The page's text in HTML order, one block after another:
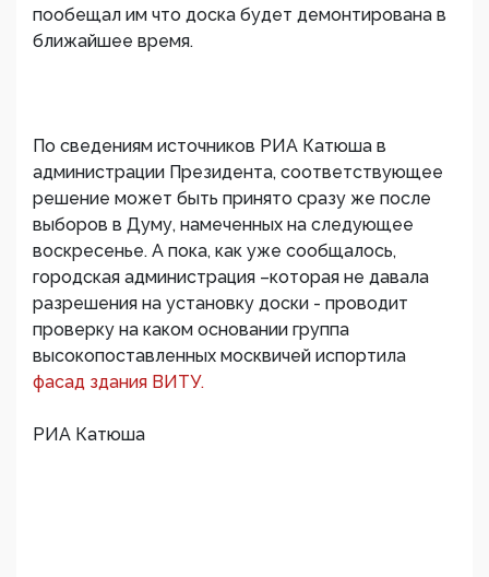
пообещал им что доска будет демонтирована в
ближайшее время.
По сведениям источников РИА Катюша в
администрации Президента, соответствующее
решение может быть принято сразу же после
выборов в Думу, намеченных на следующее
воскресенье. А пока, как уже сообщалось,
городская администрация –которая не давала
разрешения на установку доски - проводит
проверку на каком основании группа
высокопоставленных москвичей испортила
фасад здания ВИТУ.
РИА Катюша